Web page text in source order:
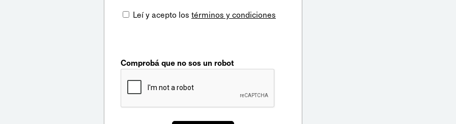
Leí y acepto los términos y condiciones
Comprobá que no sos un robot